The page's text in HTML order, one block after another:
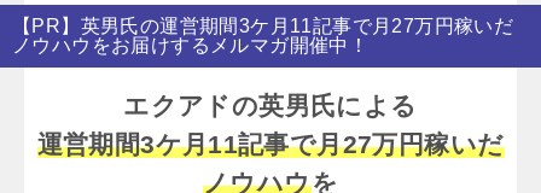
【PR】英男氏の運営期間3ケ月11記事で月27万円稼いだ
ノウハウをお届けするメルマガ開催中！
エクアドの英男氏による
運営期間3ケ月11記事で月27万円稼いだ
ノウハウを